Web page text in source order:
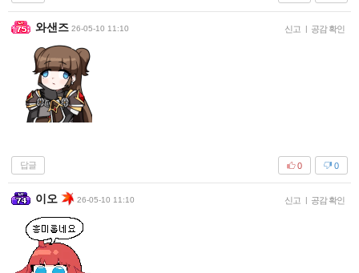
와샌즈 26-05-10 11:10 신고 공감 확인
답글 0
0
이오 26-05-10 11:10 신고 공감 확인